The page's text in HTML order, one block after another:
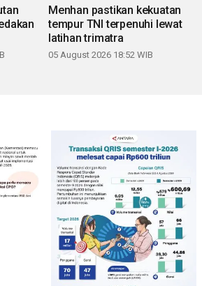
Menhan pastikan kekuatan
tempur TNI terpenuhi lewat
latihan trimatra
05 August 2026 18:52 WIB